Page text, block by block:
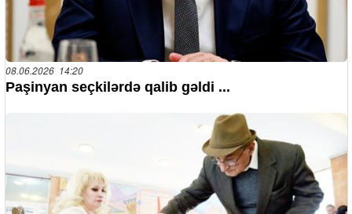
08.06.2026 14:20
Paşinyan seçkilərdə qalib gəldi ...